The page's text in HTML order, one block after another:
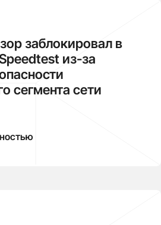
заблокировал в
из-за
сегмента сети